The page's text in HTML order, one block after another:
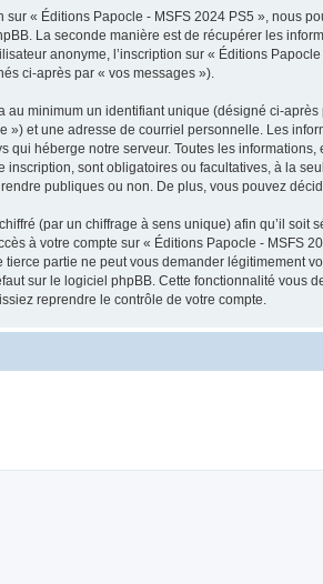
sur « Éditions Papocle - MSFS 2024 PS5 », nous
La seconde manière est de récupérer les
anonyme, l’inscription sur « Éditions
ci-après par « vos messages »).
au minimum un identifiant unique (désigné ci-
») et une adresse de courriel personnelle. Les
qui héberge notre serveur. Toutes les
inscription, sont obligatoires ou facultatives, à la
publiques ou non. De plus, vous pouvez
(par un chiffrage à sens unique) afin qu’il
à votre compte sur « Éditions Papocle - MSFS
tierce partie ne peut vous demander légitimement
sur le logiciel phpBB. Cette fonctionnalité vous
reprendre le contrôle de votre compte.